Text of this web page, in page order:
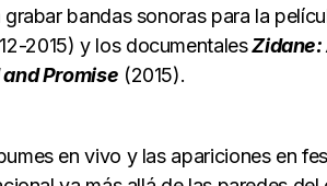
bandas sonoras para la
2015) y los documentalesZidane:
Promise (2015).
en vivo y las apariciones en